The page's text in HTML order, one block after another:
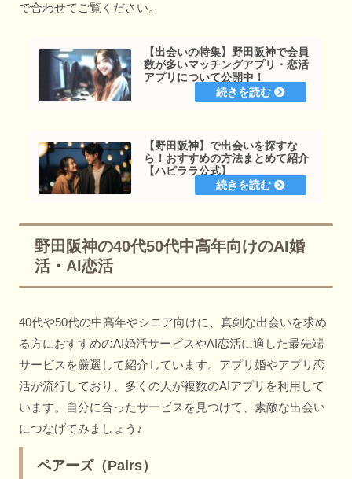
で合わせてご覧ください。
【出会いの特集】野田阪神で会員
数が多いマッチングアプリ・恋活
アプリについて公開中！
【野田阪神】で出会いを探すな
ら！おすすめの方法まとめて紹介
【ハピララ公式】
野田阪神の40代50代中高年向けのAI婚
活・AI恋活
40代や50代の中高年やシニア向けに、真剣な出会いを求め
る方におすすめのAI婚活サービスやAI恋活に適した最先端
サービスを厳選して紹介しています。アプリ婚やアプリ恋
活が流行しており、多くの人が複数のAIアプリを利用して
います。自分に合ったサービスを見つけて、素敵な出会い
につなげてみましょう♪
ペアーズ（Pairs）